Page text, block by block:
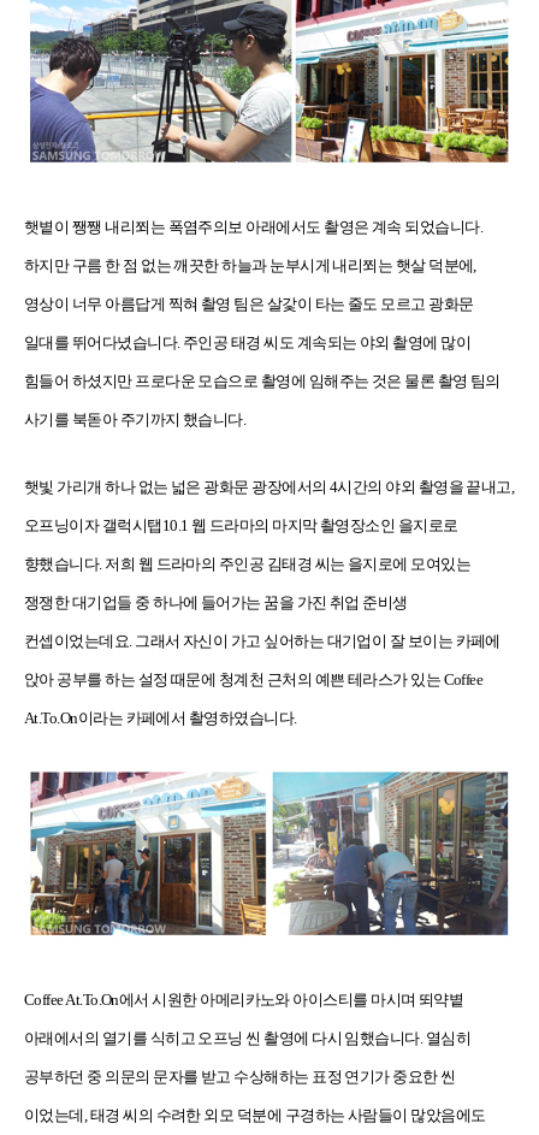
햇볕이 쨍쨍 내리쬐는 폭염주의보 아래에서도 촬영은 계속 되었습니다.
하지만 구름 한 점 없는 깨끗한 하늘과 눈부시게 내리쬐는 햇살 덕분에,
영상이 너무 아름답게 찍혀 촬영 팀은 살갗이 타는 줄도 모르고 광화문
일대를 뛰어다녔습니다. 주인공 태경 씨도 계속되는 야외 촬영에 많이
힘들어 하셨지만 프로다운 모습으로 촬영에 임해주는 것은 물론 촬영 팀의
사기를 북돋아 주기까지 했습니다.
햇빛 가리개 하나 없는 넓은 광화문 광장에서의 4시간의 야외 촬영을 끝내고,
오프닝이자 갤럭시탭10.1 웹 드라마의 마지막 촬영장소인 을지로로
향했습니다. 저희 웹 드라마의 주인공 김태경 씨는 을지로에 모여있는
쟁쟁한 대기업들 중 하나에 들어가는 꿈을 가진 취업 준비생
컨셉이었는데요. 그래서 자신이 가고 싶어하는 대기업이 잘 보이는 카페에
앉아 공부를 하는 설정 때문에 청계천 근처의 예쁜 테라스가 있는 Coffee
At.To.On이라는 카페에서 촬영하였습니다.
Coffee At.To.On에서 시원한 아메리카노와 아이스티를 마시며 뙤약볕
아래에서의 열기를 식히고 오프닝 씬 촬영에 다시 임했습니다. 열심히
공부하던 중 의문의 문자를 받고 수상해하는 표정 연기가 중요한 씬
이었는데, 태경 씨의 수려한 외모 덕분에 구경하는 사람들이 많았음에도